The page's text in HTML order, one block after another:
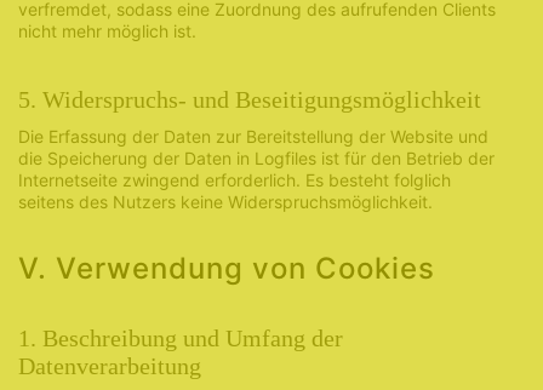
verfremdet, sodass eine Zuordnung des aufrufenden Clients
nicht mehr möglich ist.
5. Widerspruchs- und Beseitigungsmöglichkeit
Die Erfassung der Daten zur Bereitstellung der Website und
die Speicherung der Daten in Logfiles ist für den Betrieb der
Internetseite zwingend erforderlich. Es besteht folglich
seitens des Nutzers keine Widerspruchsmöglichkeit.
V. Verwendung von Cookies
1. Beschreibung und Umfang der
Datenverarbeitung